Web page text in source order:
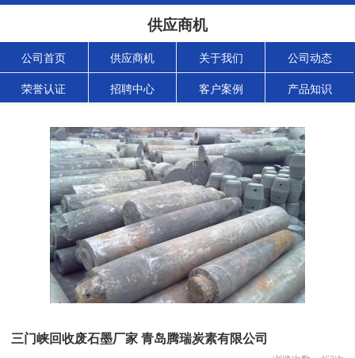
供应商机
公司首页 供应商机 关于我们 公司动态
荣誉认证 招聘中心 客户案例 产品知识
三门峡回收废石墨厂家 青岛腾瑞炭素有限公司